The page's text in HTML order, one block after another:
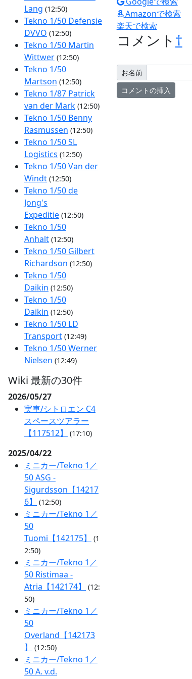
Lang (12:50)
Tekno 1/50 Defensie
DVVO (12:50)
Tekno 1/50 Martin
Wittwer (12:50)
Tekno 1/50
Martson (12:50)
Tekno 1/87 Patrick
van der Mark (12:50)
Tekno 1/50 Benny
Rasmussen (12:50)
Tekno 1/50 SL
Logistics (12:50)
Tekno 1/50 Van der
Windt (12:50)
Tekno 1/50 de
Jong's
Expeditie (12:50)
Tekno 1/50
Anhalt (12:50)
Tekno 1/50 Gilbert
Richardson (12:50)
Tekno 1/50
Daikin (12:50)
Tekno 1/50
Daikin (12:50)
Tekno 1/50 LD
Transport (12:49)
Tekno 1/50 Werner
Nielsen (12:49)
Wiki 最新の30件
2026/05/27
実車/シトロエン C4
スペースツアラー
【117512】
(17:10)
2025/04/22
ミニカー/Tekno 1／
50 ASG -
Sigurdsson【14217
6】
(12:50)
ミニカー/Tekno 1／
50
Tuomi【142175】
(1
2:50)
ミニカー/Tekno 1／
50 Ristimaa -
Atria【142174】
(12:
50)
ミニカー/Tekno 1／
50
Overland【142173
】
(12:50)
ミニカー/Tekno 1／
50 A. v.d.
Amazonで検索
楽天で検索
コメント †
お名前